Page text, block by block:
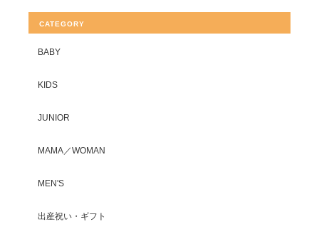
CATEGORY
BABY
KIDS
JUNIOR
MAMA／WOMAN
MEN'S
出産祝い・ギフト